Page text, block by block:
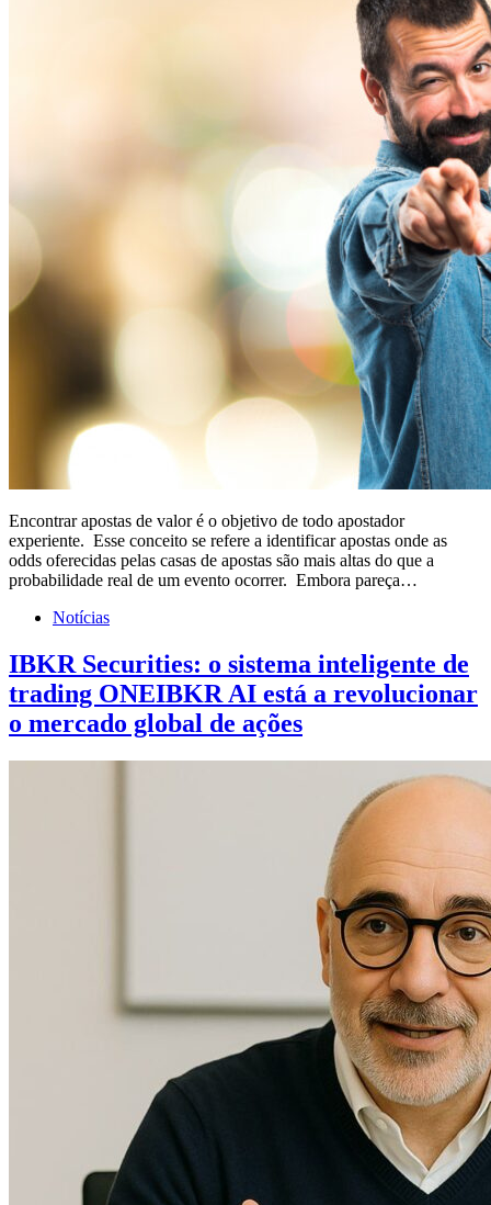
Encontrar apostas de valor é o objetivo de todo apostador
experiente. Esse conceito se refere a identificar apostas onde as
odds oferecidas pelas casas de apostas são mais altas do que a
probabilidade real de um evento ocorrer. Embora pareça…
Notícias
IBKR Securities: o sistema inteligente de
trading ONEIBKR AI está a revolucionar
o mercado global de ações